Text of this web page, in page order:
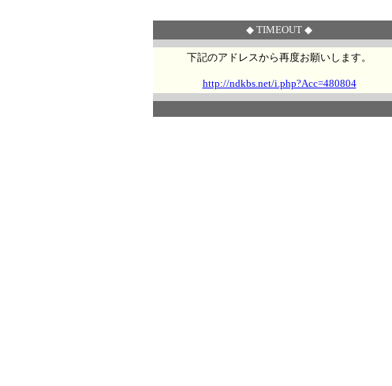
◆ TIMEOUT ◆
下記のアドレスから再度お願いします。
http://ndkbs.net/i.php?Acc=480804